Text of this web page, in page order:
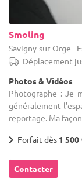
Smoling
Savigny-sur-Orge -
Déplacement
Photos & Vidéos
Photographe : Je
généralement
reportage. Ma
Forfait dès 1 500
Contacter